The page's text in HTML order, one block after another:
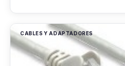
CABLES Y ADAPTADORES